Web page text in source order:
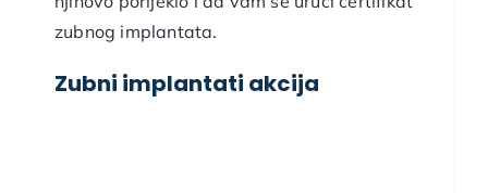
zubnog implantata.
Zubni implantati akcija